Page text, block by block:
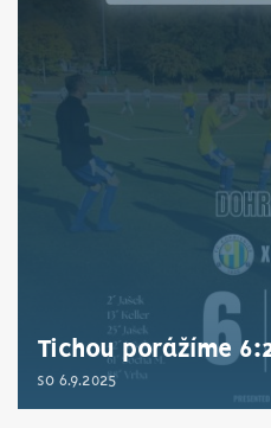
Tichou porážíme
so 6.9.2025